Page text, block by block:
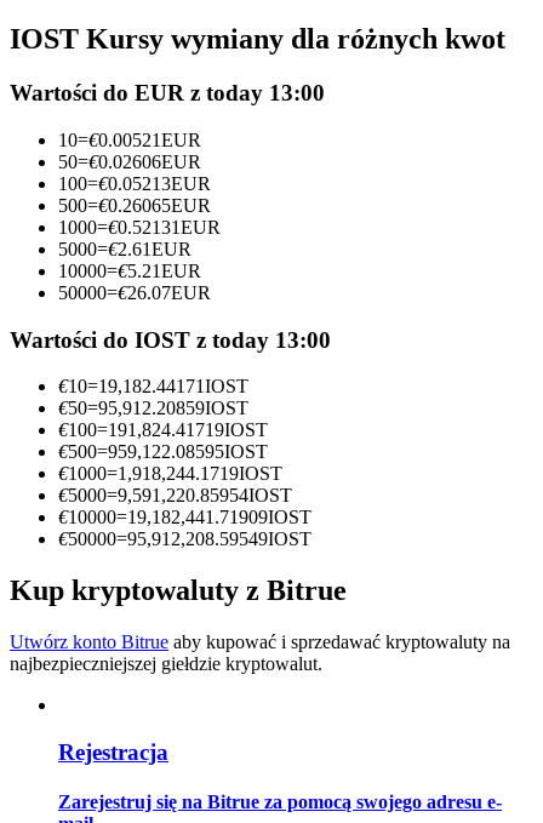
Kopiowanie Transakcji
transakcji
Informacja
Analiza Big Data, w tym informacje handlowe itp.
IOST Kursy wymiany dla różnych kwot
Wartości do EUR z today 13:00
10=€0.00521EUR
50=€0.02606EUR
100=€0.05213EUR
500=€0.26065EUR
1000=€0.52131EUR
5000=€2.61EUR
10000=€5.21EUR
50000=€26.07EUR
Wartości do IOST z today 13:00
€10=19,182.44171IOST
€50=95,912.20859IOST
€100=191,824.41719IOST
€500=959,122.08595IOST
€1000=1,918,244.1719IOST
€5000=9,591,220.85954IOST
€10000=19,182,441.71909IOST
€50000=95,912,208.59549IOST
Kup kryptowaluty z Bitrue
Utwórz konto Bitrue aby kupować i sprzedawać kryptowaluty na
najbezpieczniejszej giełdzie kryptowalut.
Rejestracja
Zarejestruj się na Bitrue za pomocą swojego adresu e-